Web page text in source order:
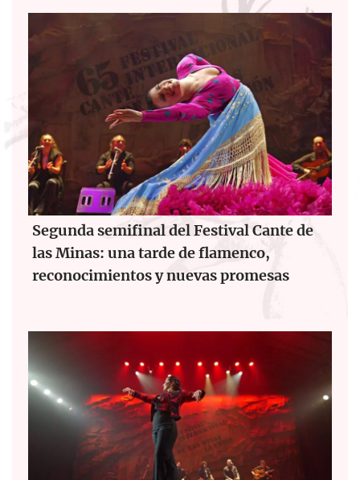
Segunda semifinal del Festival Cante de
las Minas: una tarde de flamenco,
reconocimientos y nuevas promesas